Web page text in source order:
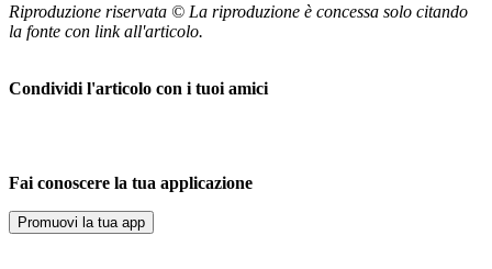
Riproduzione riservata © La riproduzione è concessa solo citando
la fonte con link all'articolo.
Condividi l'articolo con i tuoi amici
Fai conoscere la tua applicazione
Promuovi la tua app